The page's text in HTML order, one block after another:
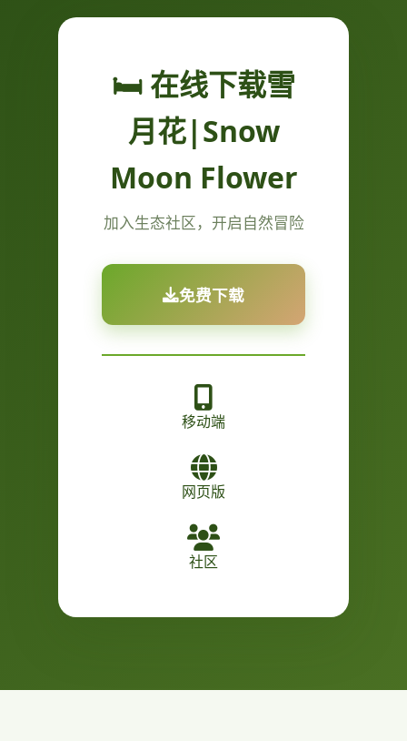
🛏️ 在线下载雪
月花|Snow
Moon Flower
加入生态社区，开启自然冒险
免费下载
移动端
网页版
社区